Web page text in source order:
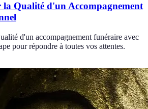
Qualité d'un Accompagnement
d'un accompagnement funéraire avec
pour répondre à toutes vos attentes.